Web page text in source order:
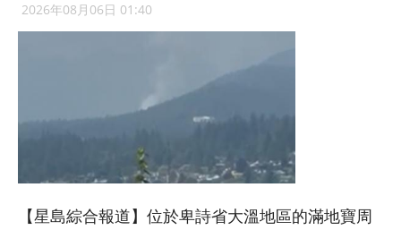
2026年08月06日 01:40
【星島綜合報道】位於卑詩省大溫地區的滿地寶周